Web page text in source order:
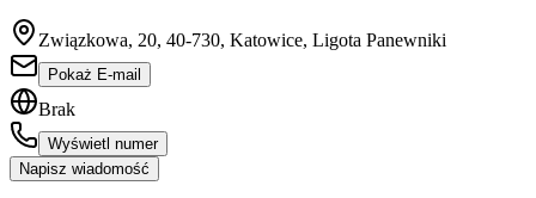
Związkowa, 20, 40-730, Katowice, Ligota Panewniki
Pokaż E-mail
Brak
Wyświetl numer
Napisz wiadomość